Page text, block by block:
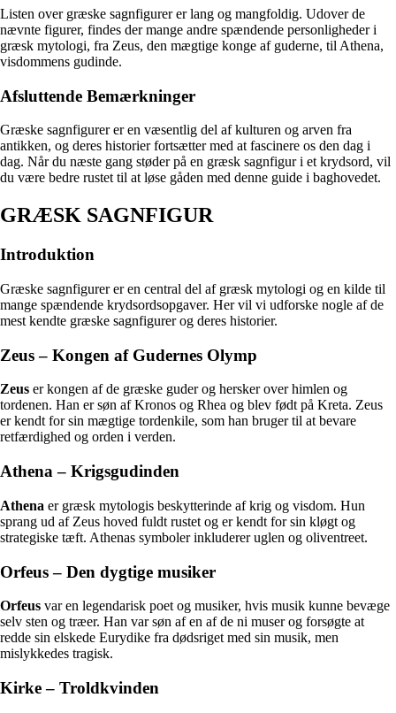
Listen over græske sagnfigurer er lang og mangfoldig. Udover de
nævnte figurer, findes der mange andre spændende personligheder i
græsk mytologi, fra Zeus, den mægtige konge af guderne, til Athena,
visdommens gudinde.
Afsluttende Bemærkninger
Græske sagnfigurer er en væsentlig del af kulturen og arven fra
antikken, og deres historier fortsætter med at fascinere os den dag i
dag. Når du næste gang støder på en græsk sagnfigur i et krydsord, vil
du være bedre rustet til at løse gåden med denne guide i baghovedet.
GRÆSK SAGNFIGUR
Introduktion
Græske sagnfigurer er en central del af græsk mytologi og en kilde til
mange spændende krydsordsopgaver. Her vil vi udforske nogle af de
mest kendte græske sagnfigurer og deres historier.
Zeus – Kongen af Gudernes Olymp
Zeus er kongen af de græske guder og hersker over himlen og
tordenen. Han er søn af Kronos og Rhea og blev født på Kreta. Zeus
er kendt for sin mægtige tordenkile, som han bruger til at bevare
retfærdighed og orden i verden.
Athena – Krigsgudinden
Athena er græsk mytologis beskytterinde af krig og visdom. Hun
sprang ud af Zeus hoved fuldt rustet og er kendt for sin kløgt og
strategiske tæft. Athenas symboler inkluderer uglen og oliventreet.
Orfeus – Den dygtige musiker
Orfeus var en legendarisk poet og musiker, hvis musik kunne bevæge
selv sten og træer. Han var søn af en af de ni muser og forsøgte at
redde sin elskede Eurydike fra dødsriget med sin musik, men
mislykkedes tragisk.
Kirke – Troldkvinden